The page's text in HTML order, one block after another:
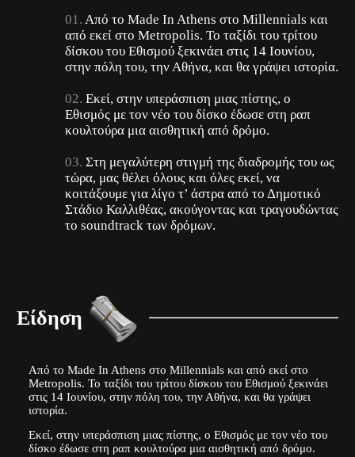
Από το Made In Athens στο Millennials και
από εκεί στο Metropolis. Το ταξίδι του τρίτου
δίσκου του Εθισμού ξεκινάει στις 14 Ιουνίου,
στην πόλη του, την Αθήνα, και θα γράψει ιστορία.
Εκεί, στην υπεράσπιση μιας πίστης, ο
Εθισμός με τον νέο του δίσκο έδωσε στη ραπ
κουλτούρα μια αισθητική από δρόμο.
Στη μεγαλύτερη στιγμή της διαδρομής του ως
τώρα, μας θέλει όλους και όλες εκεί, να
κοιτάξουμε για λίγο τ’ άστρα από το Δημοτικό
Στάδιο Καλλιθέας, ακούγοντας και τραγουδώντας
το soundtrack των δρόμων.
Είδηση
Από το Made In Athens στο Millennials και από εκεί στο
Metropolis. Το ταξίδι του τρίτου δίσκου του Εθισμού ξεκινάει
στις 14 Ιουνίου, στην πόλη του, την Αθήνα, και θα γράψει
ιστορία.
Εκεί, στην υπεράσπιση μιας πίστης, ο Εθισμός με τον νέο του
δίσκο έδωσε στη ραπ κουλτούρα μια αισθητική από δρόμο.